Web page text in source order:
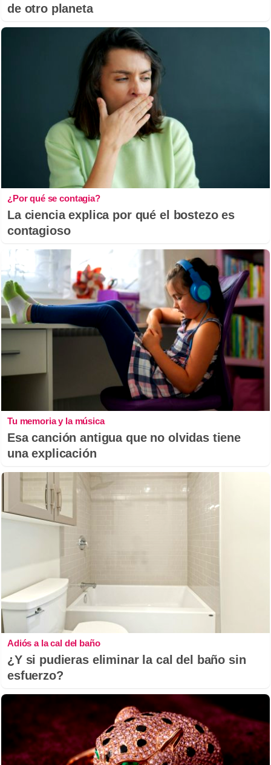
de otro planeta
¿Por qué se contagia?
La ciencia explica por qué el bostezo es
contagioso
Tu memoria y la música
Esa canción antigua que no olvidas tiene
una explicación
Adiós a la cal del baño
¿Y si pudieras eliminar la cal del baño sin
esfuerzo?